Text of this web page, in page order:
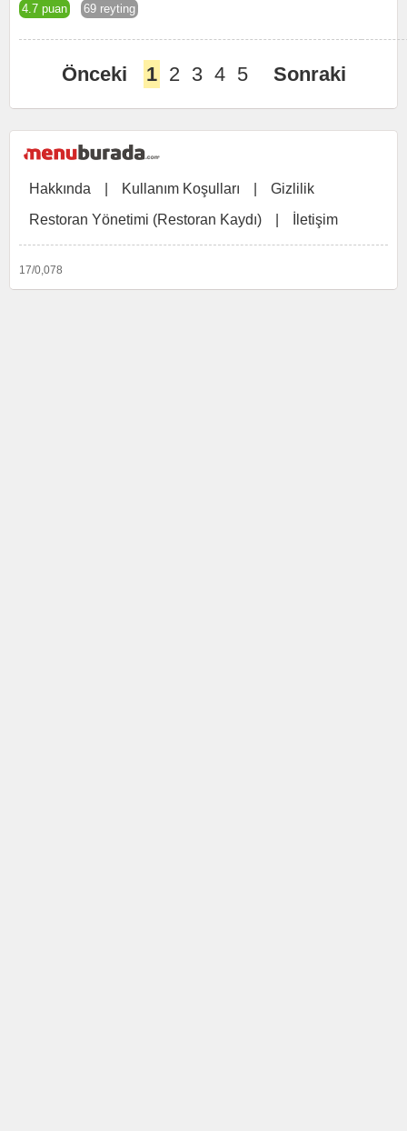
4.7 puan 69 reyting
Önceki 1 2 3 4 5 Sonraki
Hakkında Kullanım Koşulları
Gizlilik
Restoran Yönetimi (Restoran Kaydı)
İletişim
17/0,078